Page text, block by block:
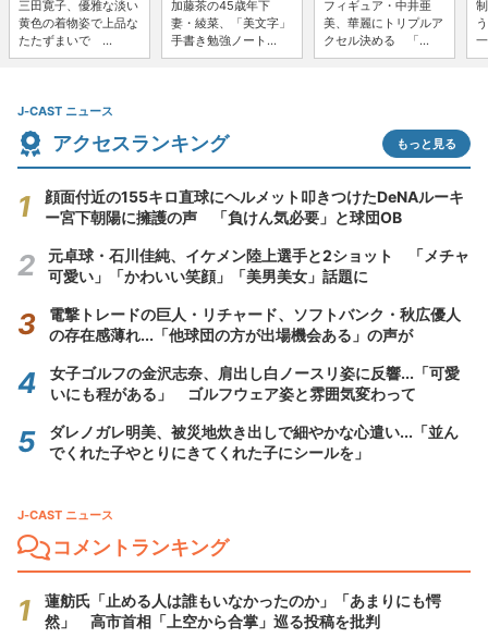
三田寛子、優雅な淡い
黄色の着物姿で上品な
たたずまいで ...
加藤茶の45歳年下
妻・綾菜、「美文字」
手書き勉強ノート...
フィギュア・中井亜
美、華麗にトリプルア
クセル決める 「...
J-CAST ニュース
アクセスランキング もっと見る
顔面付近の155キロ直球にヘルメット叩きつけたDeNAルーキ
ー宮下朝陽に擁護の声 「負けん気必要」と球団OB
元卓球・石川佳純、イケメン陸上選手と2ショット 「メチャ
可愛い」「かわいい笑顔」「美男美女」話題に
電撃トレードの巨人・リチャード、ソフトバンク・秋広優人
の存在感薄れ...「他球団の方が出場機会ある」の声が
女子ゴルフの金沢志奈、肩出し白ノースリ姿に反響...「可愛
いにも程がある」 ゴルフウェア姿と雰囲気変わって
ダレノガレ明美、被災地炊き出しで細やかな心遣い...「並ん
でくれた子やとりにきてくれた子にシールを」
J-CAST ニュース
コメントランキング
蓮舫氏「止める人は誰もいなかったのか」「あまりにも愕
然」 高市首相「上空から合掌」巡る投稿を批判